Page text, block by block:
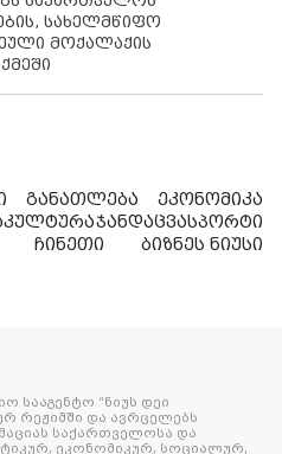
სახელმწიფო
მოქალაქის
განათლება
ეკონომიკა
კულტურაჯანდაცვასპორტი
ჩინეთი ბიზნეს ნიუსი
სააგენტო “ნიუს დეი
რეჟიმში და ავრცელებს
საქართველოსა და
ეკონომიკურ, სოციალურ,